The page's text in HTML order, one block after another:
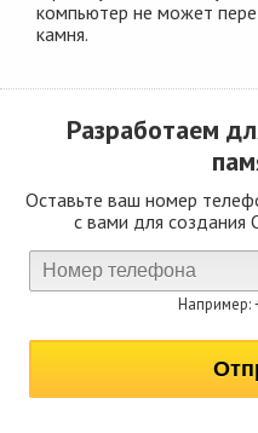
компьютер не может
камня.
Разработаем
Оставьте ваш номер
с вами для
Например: